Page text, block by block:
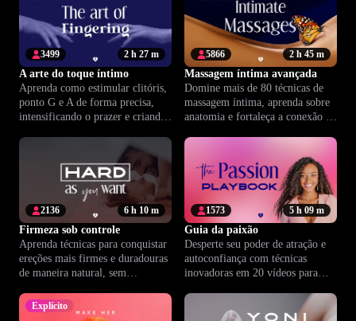
2 h 27 m
3499
A arte do toque íntimo
Aprenda como estimular clitóris,
ponto G e A de forma precisa,
intensificando o prazer e criando
2 h 45 m
5866
Massagem íntima avançada
Domine mais de 80 técnicas de
massagem íntima, aprenda sobre
anatomia e fortaleça a conexão e
6 h 10 m
2136
Firmeza sob controle
Aprenda técnicas para conquistar
ereções mais firmes e duradouras
de maneira natural, sem
invasivos.
5 h 09 m
1573
Guia da paixão
Desperte seu poder de atração e
autoconfiança com técnicas
inovadoras em 20 vídeos para
Explícito